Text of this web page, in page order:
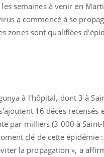
semaines à venir en
a commencé à se
zones sont qualifiées
à l'hôpital, dont 3 à
16 décès recensés
par milliers (3 000 à
clé de cette épidémie
la propagation », a
Youtube
Carence en fer :
prévenirYoutube
Fatigue, irritabilité,